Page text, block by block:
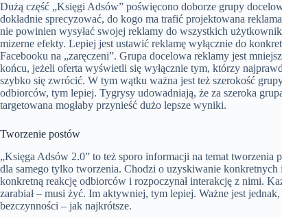
Dużą część „Księgi Adsów” poświęcono doborze grupy
dokładnie sprecyzować, do kogo ma trafić projektowana
nie powinien wysyłać swojej reklamy do wszystkich
mizerne efekty. Lepiej jest ustawić reklamę wyłącznie do
Facebooku na „zaręczeni”. Grupa docelowa reklamy jest
końcu, jeżeli oferta wyświetli się wyłącznie tym, którzy
szybko się zwrócić. W tym wątku ważna jest też szerokość
odbiorców, tym lepiej. Tygrysy udowadniają, że za szeroka
targetowana mogłaby przynieść dużo lepsze wyniki.
Tworzenie postów
„Księga Adsów 2.0” to też sporo informacji na temat tworzenia
dla samego tylko tworzenia. Chodzi o uzyskiwanie
konkretną reakcję odbiorców i rozpoczynał interakcję z nimi.
zarabiał – musi żyć. Im aktywniej, tym lepiej. Ważne jest
bezczynności – jak najkrótsze.